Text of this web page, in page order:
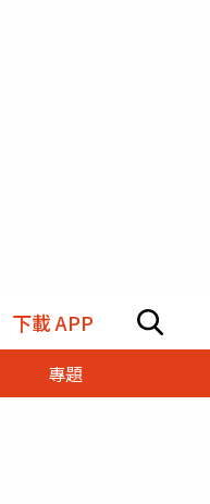
下載 APP
專題